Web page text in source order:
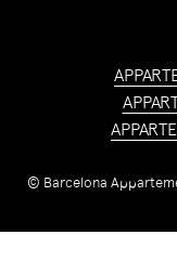
© Barcelona